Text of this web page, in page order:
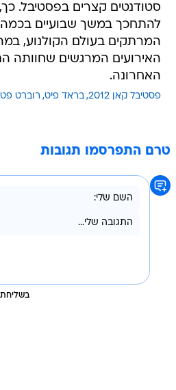
סטודנטים קצרים בפסטיבל. כך,
להתחכך במשך שבועיים בכמה
המרתקים בעולם הקולנוע,
האירועים המרגשים שחוותה
האחרונה.
פסטיבל קאן 2012 בראד פיט רוברט
טרם התפרסמו תגובות
בשליחת